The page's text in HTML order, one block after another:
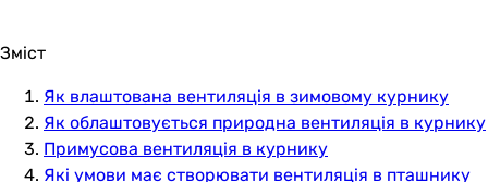
Зміст
Як влаштована вентиляція в зимовому курнику
Як облаштовується природна вентиляція в курнику
Примусова вентиляція в курнику
Які умови має створювати вентиляція в пташнику